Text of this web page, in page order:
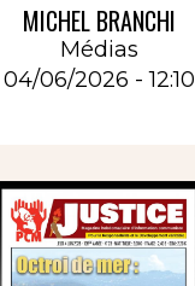
MICHEL BRANCHI
Médias
04/06/2026 - 12:10